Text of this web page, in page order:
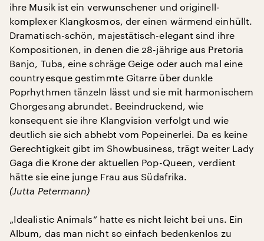
ihre Musik ist ein verwunschener und originell-
komplexer Klangkosmos, der einen wärmend einhüllt.
Dramatisch-schön, majestätisch-elegant sind ihre
Kompositionen, in denen die 28-jährige aus Pretoria
Banjo, Tuba, eine schräge Geige oder auch mal eine
countryesque gestimmte Gitarre über dunkle
Poprhythmen tänzeln lässt und sie mit harmonischem
Chorgesang abrundet. Beeindruckend, wie
konsequent sie ihre Klangvision verfolgt und wie
deutlich sie sich abhebt vom Popeinerlei. Da es keine
Gerechtigkeit gibt im Showbusiness, trägt weiter Lady
Gaga die Krone der aktuellen Pop-Queen, verdient
hätte sie eine junge Frau aus Südafrika.
(Jutta Petermann)
„Idealistic Animals“ hatte es nicht leicht bei uns. Ein
Album, das man nicht so einfach bedenkenlos zu